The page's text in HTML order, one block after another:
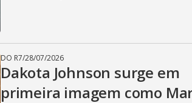
DO R7/28/07/2026
Dakota Johnson surge em
primeira imagem como